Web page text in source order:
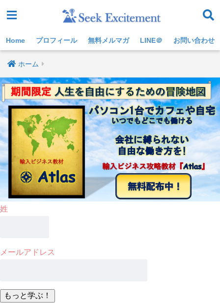
Home プロフィール 無料メルマガ LINE＠ お問い合わせ
ホーム
姓
メールアドレス